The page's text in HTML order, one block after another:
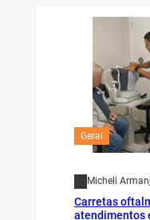
Geral
Micheli
Carretas
atendimentos